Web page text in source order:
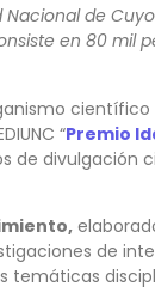
de Cuyo
en 80 mil
“Premio
de divulgación
de
temáticas